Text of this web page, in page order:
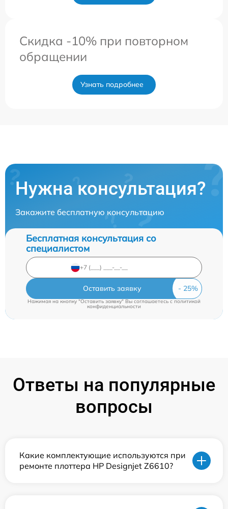
Скидка -10% при повторном
обращении
Узнать подробнее
Нужна консультация?
Закажите бесплатную консультацию
Бесплатная консультация со
специалистом
Оставить заявку
Нажимая на кнопку "Оставить заявку" Вы соглашаетесь cполитикой
конфиденциальности
Ответы на популярные
вопросы
Какие комплектующие используются при
ремонте плоттера HP Designjet Z6610?